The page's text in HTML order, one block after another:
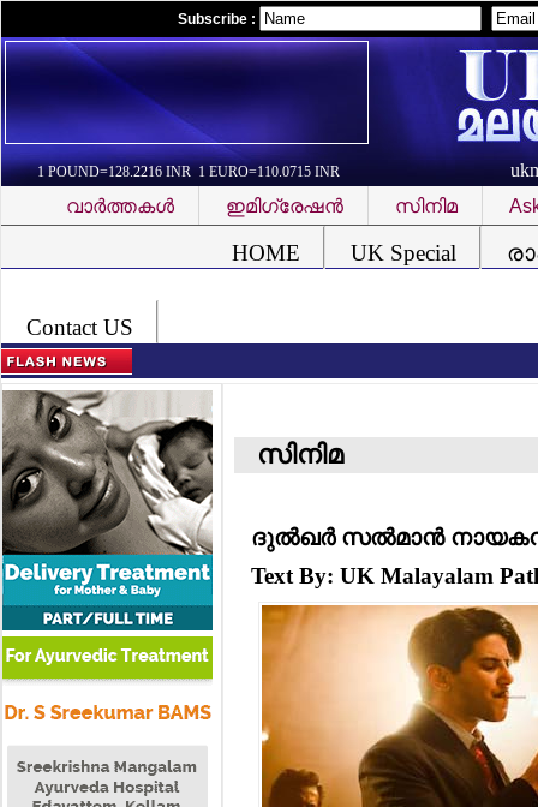
Subscribe :
1 POUND=128.2216 INR 1 EURO=110.0715 INR
വാര്‍ത്തകള്‍
ഇമിഗ്രേഷന്‍ സിനിമ
HOME UK Special
Contact US
സിനിമ
ദുല്‍ഖര്‍ സല്‍മാന്‍
Text By: UK Malayalam